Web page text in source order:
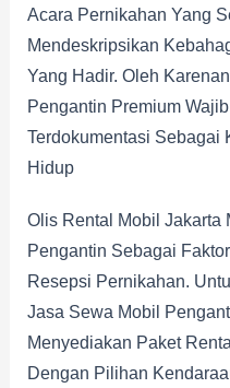
Acara Pernikahan Yang
Mendeskripsikan
Yang Hadir. Oleh
Pengantin Premium
Terdokumentasi Sebagai
Hidup
Olis Rental Mobil Jakarta
Pengantin Sebagai
Resepsi Pernikahan.
Jasa Sewa Mobil
Menyediakan Paket
Dengan Pilihan